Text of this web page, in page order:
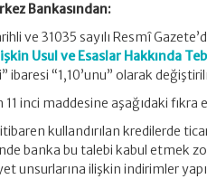
Bankasından:
ve 31035 sayılı Resmî
Usul ve Esaslar Hakkında
ibaresi “1,10’unu” olarak
11 inci maddesine aşağıdaki fıkra
kullandırılan kredilerde
banka bu talebi kabul etmek
unsurlarına ilişkin indirimler